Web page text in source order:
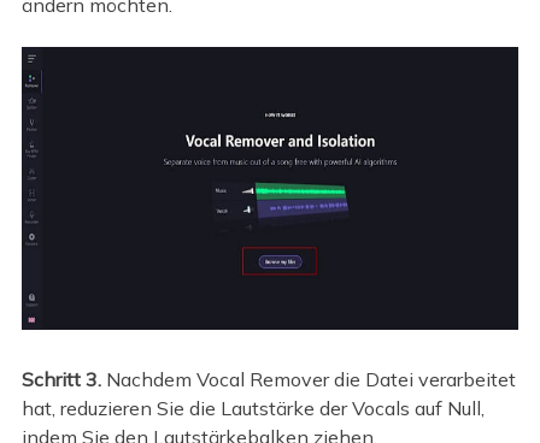
ändern möchten.
Schritt 3. Nachdem Vocal Remover die Datei verarbeitet
hat, reduzieren Sie die Lautstärke der Vocals auf Null,
indem Sie den Lautstärkebalken ziehen.